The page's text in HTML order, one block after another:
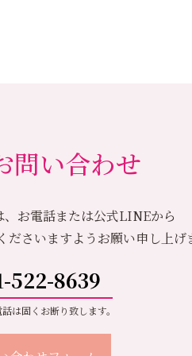
問い合わせ
お電話または公式LINEから
ださいますようお願い申し上げ
522-8639
は固くお断り致します。